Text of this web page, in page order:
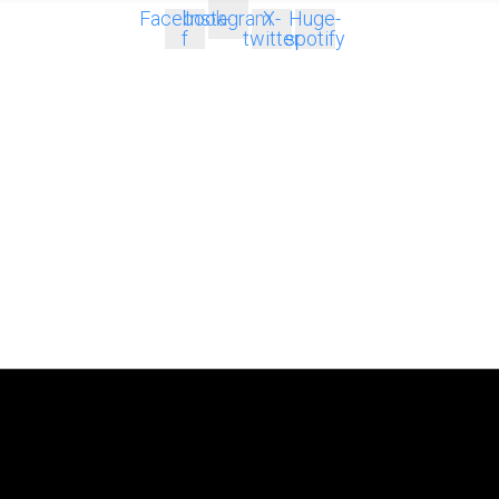
Facebook-
f
InstagramX-
twitter
Huge-
spotify